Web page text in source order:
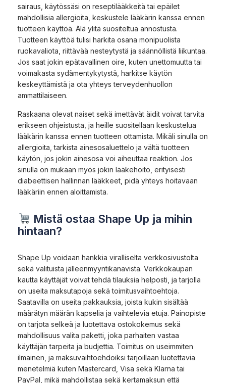
sairaus, käytössäsi on reseptilääkkeitä tai epäilet
mahdollisia allergioita, keskustele lääkärin kanssa ennen
tuotteen käyttöä. Älä ylitä suositeltua annostusta.
Tuotteen käyttöä tulisi harkita osana monipuolista
ruokavaliota, riittävää nesteytystä ja säännöllistä liikuntaa.
Jos saat jokin epätavallinen oire, kuten unettomuutta tai
voimakasta sydämentykytystä, harkitse käytön
keskeyttämistä ja ota yhteys terveydenhuollon
ammattilaiseen.
Raskaana olevat naiset sekä imettävät äidit voivat tarvita
erikseen ohjeistusta, ja heille suositellaan keskustelua
lääkärin kanssa ennen tuotteen ottamista. Mikäli sinulla on
allergioita, tarkista ainesosaluettelo ja vältä tuotteen
käytön, jos jokin ainesosa voi aiheuttaa reaktion. Jos
sinulla on mukaan myös jokin lääkehoito, erityisesti
diabeettisen hallinnan lääkkeet, pidä yhteys hoitavaan
lääkäriin ennen aloittamista.
Mistä ostaa Shape Up ja mihin
hintaan?
Shape Up voidaan hankkia viralliselta verkkosivustolta
sekä valituista jälleenmyyntikanavista. Verkkokaupan
kautta käyttäjät voivat tehdä tilauksia helposti, ja tarjolla
on useita maksutapoja sekä toimitusvaihtoehtoja.
Saatavilla on useita pakkauksia, joista kukin sisältää
määrätyn määrän kapselia ja vaihtelevia etuja. Painopiste
on tarjota selkeä ja luotettava ostokokemus sekä
mahdollisuus valita paketti, joka parhaiten vastaa
käyttäjän tarpeita ja budjettia. Toimitus on useimmiten
ilmainen, ja maksuvaihtoehdoiksi tarjoillaan luotettavia
menetelmiä kuten Mastercard, Visa sekä Klarna tai
PayPal, mikä mahdollistaa sekä kertamaksun että